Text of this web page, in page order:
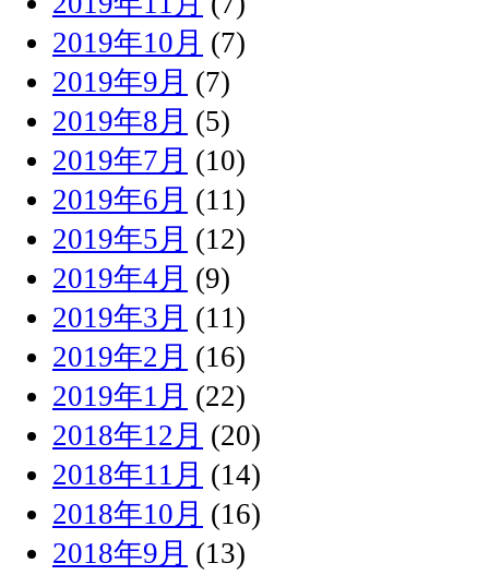
2019年10月 (7)
2019年9月 (7)
2019年8月 (5)
2019年7月 (10)
2019年6月 (11)
2019年5月 (12)
2019年4月 (9)
2019年3月 (11)
2019年2月 (16)
2019年1月 (22)
2018年12月 (20)
2018年11月 (14)
2018年10月 (16)
2018年9月 (13)